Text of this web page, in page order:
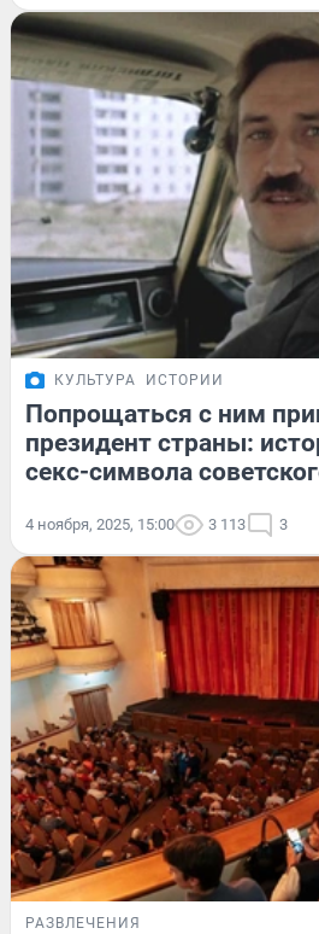
КУЛЬТУРА ИСТОРИИ
Попрощаться с ним
президент страны:
секс-символа
4 ноября, 2025, 15:00 3 113 3
РАЗВЛЕЧЕНИЯ